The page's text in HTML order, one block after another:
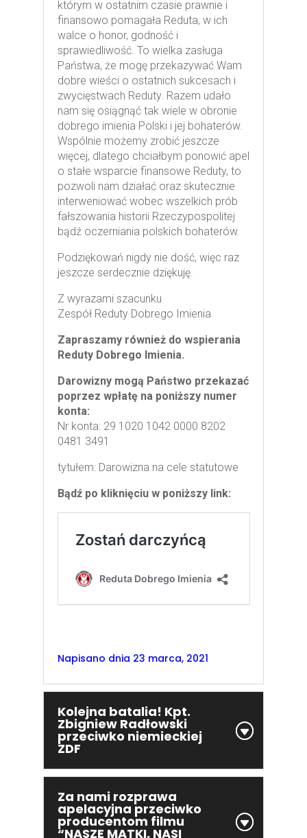
którym w ostatnim czasie prawnie i
finansowo pomagała Reduta, w ich
walce o honor, godność i
sprawiedliwość. To wielka zasługa
Państwa, że mogę przekazywać Wam
dobre wieści o ostatnich sukcesach i
zwycięstwach Reduty. Razem udało
nam się osiągnąć tak wiele w obronie
dobrego imienia Polski i jej bohaterów.
Wspólnie możemy zrobić jeszcze
więcej, dlatego chciałbym ponowić apel
o stałe wsparcie finansowe Reduty, to
pozwoli nam działać oraz skutecznie
interweniować wobec wszelkich prób
fałszowania historii Rzeczypospolitej
bądź oczerniania polskich bohaterów.
Podziękowań nigdy nie dość, więc raz
jeszcze serdecznie dziękuję.
Z wyrazami szacunku
Zespół Reduty Dobrego Imienia
Zapraszamy również do wspierania
Reduty Dobrego Imienia.
Darowizny mogą Państwo przekazać
poprzez wpłatę na poniższy numer
konta:
Nr konta: 29 1020 1042 0000 8202
0481 3491
tytułem: Darowizna na cele statutowe
Bądź po kliknięciu w poniższy link:
Napisano dnia 23 marca, 2021
Kolejna batalia! Kpt.
Zbigniew Radłowski
przeciwko niemieckiej
ZDF
Za nami rozprawa
apelacyjna przeciwko
producentom filmu
“NASZE MATKI, NASI